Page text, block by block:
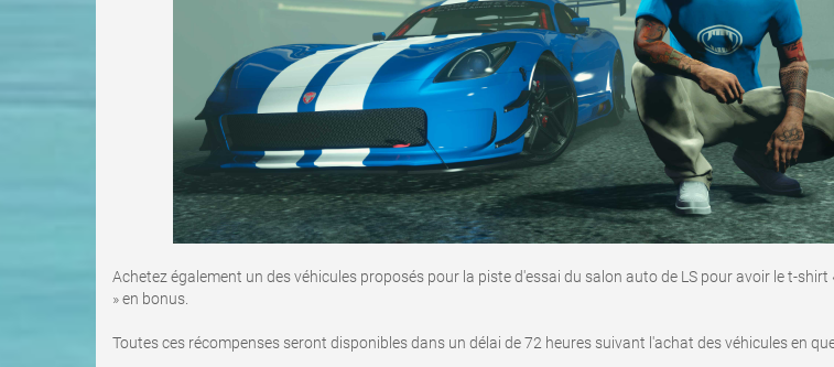
Achetez également un des véhicules proposés pour la piste d'essai du salon auto de LS pour avoir le t-shirt
» en bonus.
Toutes ces récompenses seront disponibles dans un délai de 72 heures suivant l'achat des véhicules en